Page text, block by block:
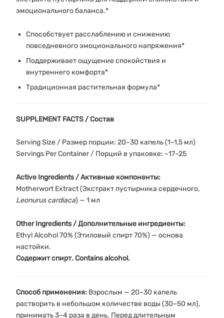
эмоционального баланса.*
Способствует расслаблению и снижению
повседневного эмоционального напряжения*
Поддерживает ощущение спокойствия и
внутреннего комфорта*
Традиционная растительная формула*
SUPPLEMENT FACTS / Состав
Serving Size / Размер порции: 20–30 капель (1–1,5 мл)
Servings Per Container / Порций в упаковке: ~17–25
Active Ingredients / Активные компоненты:
Motherwort Extract (Экстракт пустырника сердечного,
Leonurus cardiaca) — 1 мл
Other Ingredients / Дополнительные ингредиенты:
Ethyl Alcohol 70% (Этиловый спирт 70%) — основа
настойки.
Содержит спирт. Contains alcohol.
Способ применения: Взрослым — 20–30 капель
растворить в небольшом количестве воды (30–50 мл),
принимать 3–4 раза в день. Перед длительным